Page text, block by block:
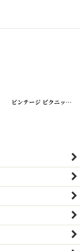
[20200408-9]
ビンテージ ピクニックバスケット